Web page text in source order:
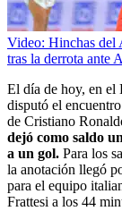
Video: Hinchas del
tras la derrota ante
El día de hoy, en el
disputó el
de Cristiano
dejó como saldo
a un gol. Para los
la anotación llegó
para el equipo
Frattesi a los 44